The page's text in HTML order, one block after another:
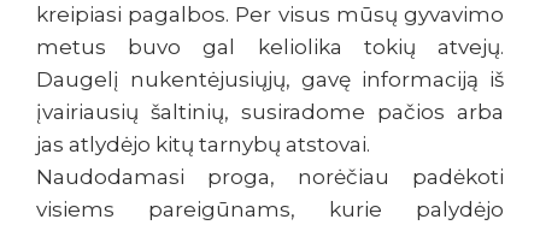
kreipiasi pagalbos. Per visus mūsų gyvavimo
metus buvo gal keliolika tokių atvejų.
Daugelį nukentėjusiųjų, gavę informaciją iš
įvairiausių šaltinių, susiradome pačios arba
jas atlydėjo kitų tarnybų atstovai.
Naudodamasi proga, norėčiau padėkoti
visiems pareigūnams, kurie palydėjo